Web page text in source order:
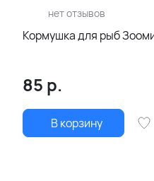
нет отзывов
Кормушка для рыб
85 р.
В корзину